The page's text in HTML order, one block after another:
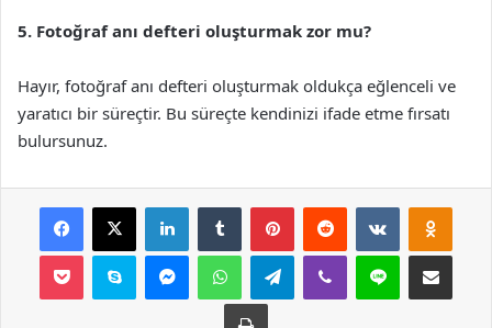
5. Fotoğraf anı defteri oluşturmak zor mu?
Hayır, fotoğraf anı defteri oluşturmak oldukça eğlenceli ve
yaratıcı bir süreçtir. Bu süreçte kendinizi ifade etme fırsatı
bulursunuz.
Facebook
X LinkedInTumblr PinterestReddit VKontakte
Pocket Skype MessengerWhatsAppTelegramViber Line E-Posta ile
Yazdır